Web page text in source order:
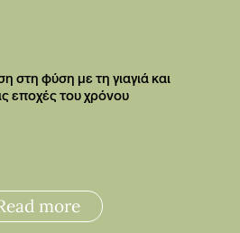
στη φύση με τη γιαγιά και
εποχές του χρόνου
more